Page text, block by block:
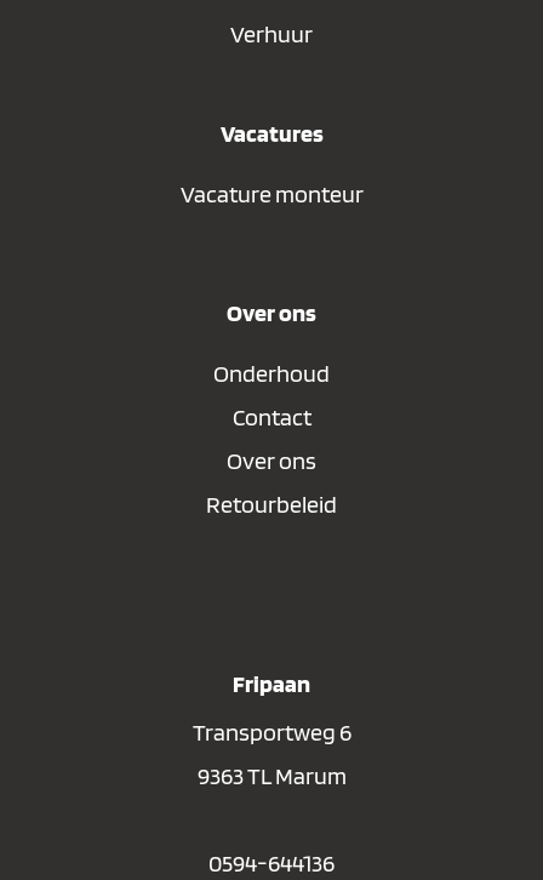
Verhuur
Vacatures
Vacature monteur
Over ons
Onderhoud
Contact
Over ons
Retourbeleid
Fripaan
Transportweg 6
9363 TL Marum
0594-644136